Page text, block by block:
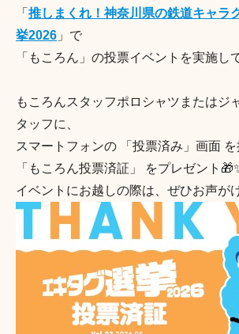
「 推しまくれ！神奈川県の鉄道キャラ
挙2026 」で
「もころん」の投票イベントを実施し
もころんスタッフポロシャツまたはジ
タッフに、
スマートフォンの 「投票済み」画面 を
「もころん投票済証」 をプレゼント
イベントにお越しの際は、ぜひお声が